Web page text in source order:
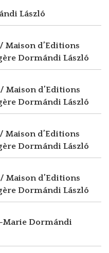
László
Maison d’Editions
Dormándi László
Maison d’Editions
Dormándi László
Maison d’Editions
Dormándi László
Maison d’Editions
Dormándi László
Marie Dormándi